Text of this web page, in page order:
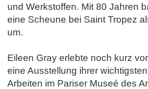
und Werkstoffen. Mit 80 Jahren
eine Scheune bei Saint Tropez
um.
Eileen Gray erlebte noch kurz
eine Ausstellung ihrer
Arbeiten im Pariser Museé des